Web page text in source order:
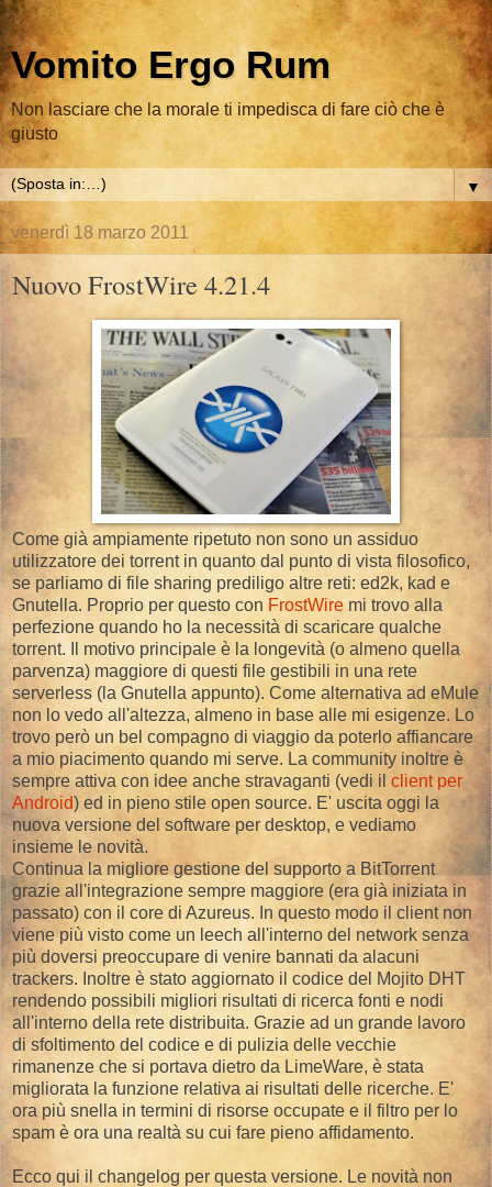
Vomito Ergo Rum
Non lasciare che la morale ti impedisca di fare ciò che è
giusto
▼
venerdì 18 marzo 2011
Nuovo FrostWire 4.21.4
Come già ampiamente ripetuto non sono un assiduo
utilizzatore dei torrent in quanto dal punto di vista filosofico,
se parliamo di file sharing prediligo altre reti: ed2k, kad e
Gnutella. Proprio per questo con FrostWire mi trovo alla
perfezione quando ho la necessità di scaricare qualche
torrent. Il motivo principale è la longevità (o almeno quella
parvenza) maggiore di questi file gestibili in una rete
serverless (la Gnutella appunto). Come alternativa ad eMule
non lo vedo all'altezza, almeno in base alle mi esigenze. Lo
trovo però un bel compagno di viaggio da poterlo affiancare
a mio piacimento quando mi serve. La community inoltre è
sempre attiva con idee anche stravaganti (vedi il client per
Android) ed in pieno stile open source. E' uscita oggi la
nuova versione del software per desktop, e vediamo
insieme le novità.
Continua la migliore gestione del supporto a BitTorrent
grazie all'integrazione sempre maggiore (era già iniziata in
passato) con il core di Azureus. In questo modo il client non
viene più visto come un leech all'interno del network senza
più doversi preoccupare di venire bannati da alacuni
trackers. Inoltre è stato aggiornato il codice del Mojito DHT
rendendo possibili migliori risultati di ricerca fonti e nodi
all'interno della rete distribuita. Grazie ad un grande lavoro
di sfoltimento del codice e di pulizia delle vecchie
rimanenze che si portava dietro da LimeWare, è stata
migliorata la funzione relativa ai risultati delle ricerche. E'
ora più snella in termini di risorse occupate e il filtro per lo
spam è ora una realtà su cui fare pieno affidamento.
Ecco qui il changelog per questa versione. Le novità non